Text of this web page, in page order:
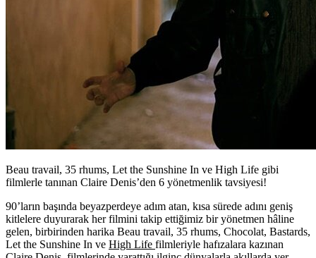
Beau travail, 35 rhums, Let the Sunshine In ve High Life gibi
filmlerle tanınan Claire Denis’den 6 yönetmenlik tavsiyesi!
90’ların başında beyazperdeye adım atan, kısa sürede adını geniş
kitlelere duyurarak her filmini takip ettiğimiz bir yönetmen hâline
gelen, birbirinden harika Beau travail, 35 rhums, Chocolat, Bastards,
Let the Sunshine In ve High Life filmleriyle hafızalara kazınan